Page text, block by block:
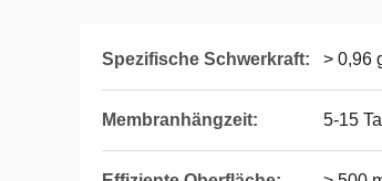
Spezifische Schwerkraft: > 0,96
Membranhängzeit: 5-15